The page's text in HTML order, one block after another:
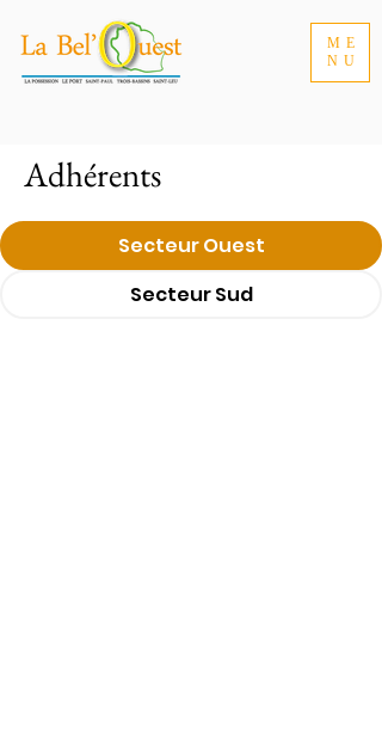
ME
NU
Adhérents
Secteur Ouest
Secteur Sud